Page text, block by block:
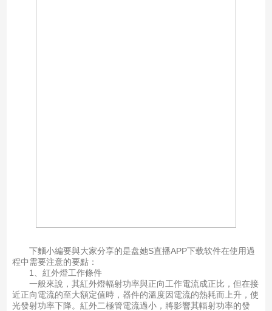
下麵小編要與大家分享的是盘她S直播APP下载软件在使用過
程中需要注意的要點：
1、紅外燈工作條件
一般來說，其紅外燈輻射功率與正向工作電流成正比，但在接
近正向電流的至大額定值時，器件的溫度因電流的熱耗而上升，使
光發射功率下降。紅外二極管電流過小，將影響其輻射功率的發